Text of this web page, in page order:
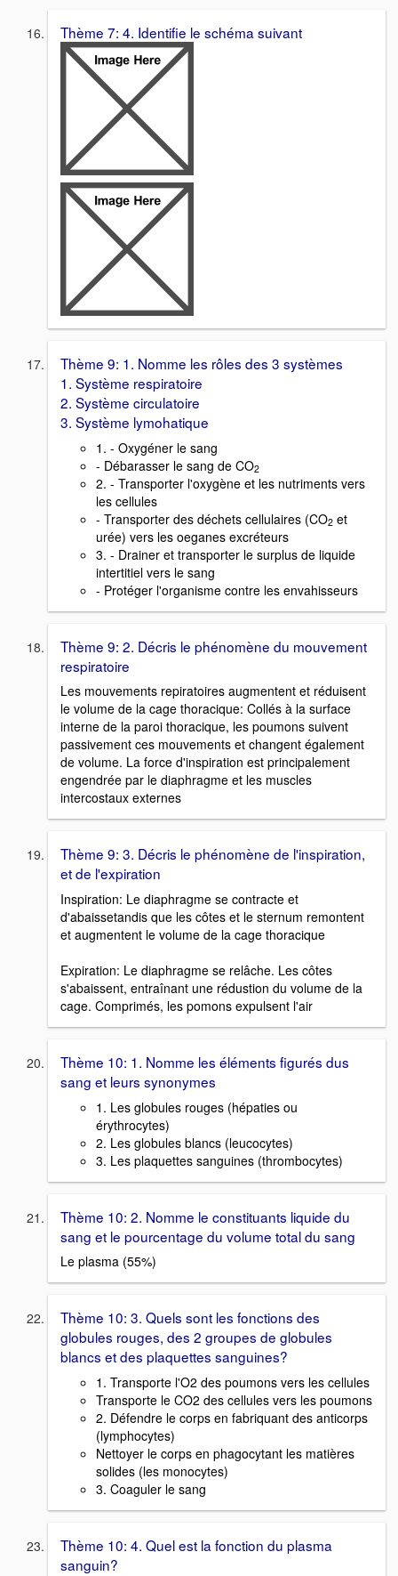
Thème 7: 4. Identifie le schéma suivant
Thème 9: 1. Nomme les rôles des 3 systèmes
1. Système respiratoire
2. Système circulatoire
3. Système lymohatique
1. - Oxygéner le sang
- Débarasser le sang de CO2
2. - Transporter l'oxygène et les nutriments vers
les cellules
- Transporter des déchets cellulaires (CO2 et
urée) vers les oeganes excréteurs
3. - Drainer et transporter le surplus de liquide
intertitiel vers le sang
- Protéger l'organisme contre les envahisseurs
Thème 9: 2. Décris le phénomène du mouvement
respiratoire
Les mouvements repiratoires augmentent et réduisent
le volume de la cage thoracique: Collés à la surface
interne de la paroi thoracique, les poumons suivent
passivement ces mouvements et changent également
de volume. La force d'inspiration est principalement
engendrée par le diaphragme et les muscles
intercostaux externes
Thème 9: 3. Décris le phénomène de l'inspiration,
et de l'expiration
Inspiration: Le diaphragme se contracte et
d'abaissetandis que les côtes et le sternum remontent
et augmentent le volume de la cage thoracique
Expiration: Le diaphragme se relâche. Les côtes
s'abaissent, entraînant une rédustion du volume de la
cage. Comprimés, les pomons expulsent l'air
Thème 10: 1. Nomme les éléments figurés dus
sang et leurs synonymes
1. Les globules rouges (hépaties ou
érythrocytes)
2. Les globules blancs (leucocytes)
3. Les plaquettes sanguines (thrombocytes)
Thème 10: 2. Nomme le constituants liquide du
sang et le pourcentage du volume total du sang
Le plasma (55%)
Thème 10: 3. Quels sont les fonctions des
globules rouges, des 2 groupes de globules
blancs et des plaquettes sanguines?
1. Transporte l'O2 des poumons vers les cellules
Transporte le CO2 des cellules vers les poumons
2. Défendre le corps en fabriquant des anticorps
(lymphocytes)
Nettoyer le corps en phagocytant les matières
solides (les monocytes)
3. Coaguler le sang
Thème 10: 4. Quel est la fonction du plasma
sanguin?